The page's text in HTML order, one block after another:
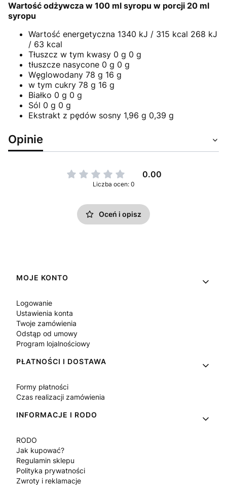
Wartość odżywcza w 100 ml syropu w porcji 20 ml
syropu
Wartość energetyczna 1340 kJ / 315 kcal 268 kJ
/ 63 kcal
Tłuszcz w tym kwasy 0 g 0 g
tłuszcze nasycone 0 g 0 g
Węglowodany 78 g 16 g
w tym cukry 78 g 16 g
Białko 0 g 0 g
Sól 0 g 0 g
Ekstrakt z pędów sosny 1,96 g 0,39 g
Opinie
0.00
Liczba ocen: 0
Oceń i opisz
Linki w stopce
MOJE KONTO
Logowanie
Ustawienia konta
Twoje zamówienia
Odstąp od umowy
Program lojalnościowy
PŁATNOŚCI I DOSTAWA
Formy płatności
Czas realizacji zamówienia
INFORMACJE I RODO
RODO
Jak kupować?
Regulamin sklepu
Polityka prywatności
Zwroty i reklamacje